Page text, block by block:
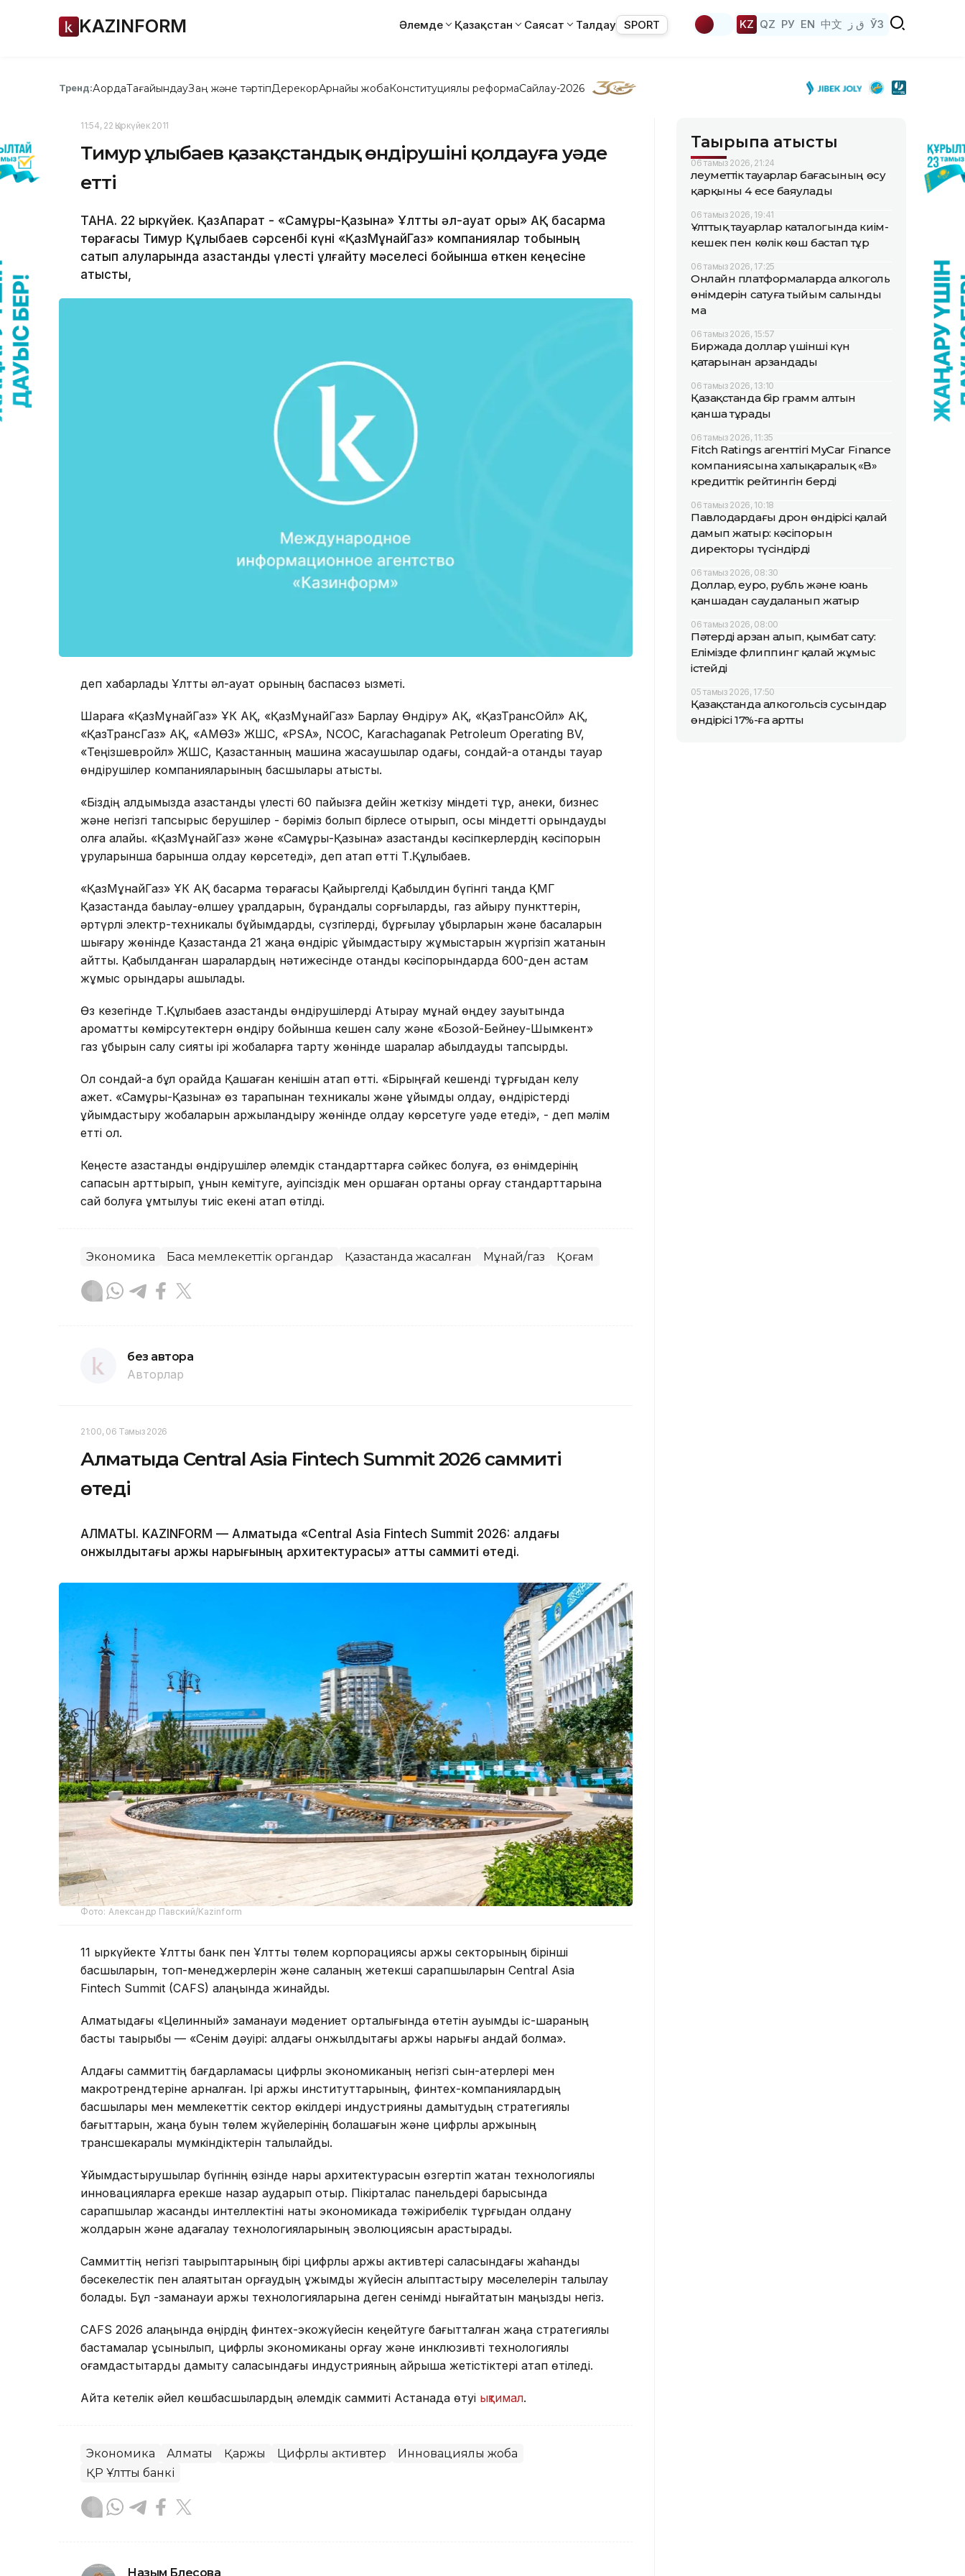
KAZINFORM Әлемде Қазақстан Саясат Талдау SPORT KZ QZ РУ EN 中文 ق ز ЎЗ
Тренд:АқордаТағайындауЗаң және тәртіпДерекқорАрнайы жобаКонституциялық реформаСайлау-2026
11:54, 22 Қыркүйек 2011
Тимур Құлыбаев қазақстандық өндірушіні қолдауға уәде
етті
ТАНА. 22 қыркүйек. ҚазАқпарат - «Самұрық-Қазына» Ұлттық әл-ауқат қоры» АҚ басқарма
төрағасы Тимур Құлыбаев сәрсенбі күні «ҚазМұнайГаз» компаниялар тобының
сатып алуларында қазақстандық үлесті ұлғайту мәселесі бойынша өткен кеңесіне
қатысты,
деп хабарлады Ұлттық әл-ауқат қорының баспасөз қызметі.
Шараға «ҚазМұнайГаз» ҰК АҚ, «ҚазМұнайГаз» Барлау Өндіру» АҚ, «ҚазТрансОйл» АҚ,
«ҚазТрансГаз» АҚ, «АМӨЗ» ЖШС, «PSA», NCOC, Karachaganak Petroleum Operating BV,
«Теңізшевройл» ЖШС, Қазақстанның машина жасаушылар одағы, сондай-ақ отандық тауар
өндірушілер компанияларының басшылары қатысты.
«Біздің алдымызда қазақстандық үлесті 60 пайызға дейін жеткізу міндеті тұр, қанеки, бизнес
және негізгі тапсырыс берушілер - бәріміз болып бірлесе отырып, осы міндетті орындауды
қолға алайық. «ҚазМұнайГаз» және «Самұрық-Қазына» қазақстандық кәсіпкерлердің кәсіпорын
құруларынша барынша қолдау көрсетеді», деп атап өтті Т.Құлыбаев.
«ҚазМұнайГаз» ҰК АҚ басқарма төрағасы Қайыргелді Қабылдин бүгінгі таңда ҚМГ
Қазақстанда бақылау-өлшеу құралдарын, бұрандалы сорғыларды, газ айыру пункттерін,
әртүрлі электр-техникалық бұйымдарды, сүзгілерді, бұрғылау құбырларын және басқаларын
шығару жөнінде Қазақстанда 21 жаңа өндіріс ұйымдастыру жұмыстарын жүргізіп жатқанын
айтты. Қабылданған шаралардың нәтижесінде отандық кәсіпорындарда 600-ден астам
жұмыс орындары ашылады.
Өз кезегінде Т.Құлыбаев қазақстандық өндірушілерді Атырау мұнай өңдеу зауытында
ароматты көмірсутектерн өндіру бойынша кешен салу және «Бозой-Бейнеу-Шымкент»
газ құбырын салу сияқты ірі жобаларға тарту жөнінде шаралар қабылдауды тапсырды.
Ол сондай-ақ бұл орайда Қашаған кенішін атап өтті. «Бірыңғай кешенді тұрғыдан келу
қажет. «Самұрық-Қазына» өз тарапынан техникалық және ұйымдық қолдау, өндірістерді
ұйымдастыру жобаларын қаржыландыру жөнінде қолдау көрсетуге уәде етеді», - деп мәлім
етті ол.
Кеңесте қазақстандық өндірушілер әлемдік стандарттарға сәйкес болуға, өз өнімдерінің
сапасын арттырып, құнын кемітуге, қауіпсіздік мен қоршаған ортаны қорғау стандарттарына
сай болуға ұмтылуы тиіс екені атап өтілді.
Экономика Басқа мемлекеттік органдар Қазақстанда жасалған Мұнай/газ Қоғам
без автора
Авторлар
21:00, 06 Тамыз 2026
Алматыда Central Asia Fintech Summit 2026 саммиті
өтеді
АЛМАТЫ. KAZINFORM — Алматыда «Central Asia Fintech Summit 2026: алдағы
онжылдықтағы қаржы нарығының архитектурасы» атты саммиті өтеді.
Фото: Александр Павский/Kazinform
11 қыркүйекте Ұлттық банк пен Ұлттық төлем корпорациясы қаржы секторының бірінші
басшыларын, топ-менеджерлерін және саланың жетекші сарапшыларын Central Asia
Fintech Summit (CAFS) алаңында жинайды.
Алматыдағы «Целинный» заманауи мәдениет орталығында өтетін ауқымды іс-шараның
басты тақырыбы — «Сенім дәуірі: алдағы онжылдықтағы қаржы нарығы қандай болмақ».
Алдағы саммиттің бағдарламасы цифрлық экономиканың негізгі сын-қатерлері мен
макротрендтеріне арналған. Ірі қаржы институттарының, финтех-компаниялардың
басшылары мен мемлекеттік сектор өкілдері индустрияны дамытудың стратегиялық
бағыттарын, жаңа буын төлем жүйелерінің болашағын және цифрлық қаржының
трансшекаралық мүмкіндіктерін талқылайды.
Ұйымдастырушылар бүгіннің өзінде нарық архитектурасын өзгертіп жатқан технологиялық
инновацияларға ерекше назар аударып отыр. Пікірталас панельдері барысында
сарапшылар жасанды интеллектіні нақты экономикада тәжірибелік тұрғыдан қолдану
жолдарын және қадағалау технологияларының эволюциясын қарастырады.
Саммиттің негізгі тақырыптарының бірі цифрлық қаржы активтері саласындағы жаһандық
бәсекелестік пен алаяқтықтан қорғаудың ұжымдық жүйесін қалыптастыру мәселелерін талқылау
болады. Бұл -заманауи қаржы технологияларына деген сенімді нығайтатын маңызды негіз.
CAFS 2026 алаңында өңірдің финтех-экожүйесін кеңейтуге бағытталған жаңа стратегиялық
бастамалар ұсынылып, цифрлық экономиканы қорғау және инклюзивті технологиялық
қоғамдастықтарды дамыту саласындағы индустрияның айрықша жетістіктері атап өтіледі.
Айта кетелік әйел көшбасшылардың әлемдік саммиті Астанада өтуі ықтимал.
Экономика Алматы Қаржы Цифрлық активтер
Инновациялық жоба
ҚР Ұлттық банкі
Назым Бөлесова
Тақырыпқа қатысты
06 тамыз 2026, 21:24
Әлеуметтік тауарлар бағасының өсу
қарқыны 4 есе баяулады
06 тамыз 2026, 19:41
Ұлттық тауарлар каталогында киім-
кешек пен көлік көш бастап тұр
06 тамыз 2026, 17:25
Онлайн платформаларда алкоголь
өнімдерін сатуға тыйым салынды
ма
06 тамыз 2026, 15:57
Биржада доллар үшінші күн
қатарынан арзандады
06 тамыз 2026, 13:10
Қазақстанда бір грамм алтын
қанша тұрады
06 тамыз 2026, 11:35
Fitch Ratings агенттігі MyCar Finance
компаниясына халықаралық «B»
кредиттік рейтингін берді
06 тамыз 2026, 10:18
Павлодардағы дрон өндірісі қалай
дамып жатыр: кәсіпорын
директоры түсіндірді
06 тамыз 2026, 08:30
Доллар, еуро, рубль және юань
қаншадан саудаланып жатыр
06 тамыз 2026, 08:00
Пәтерді арзан алып, қымбат сату:
Елімізде флиппинг қалай жұмыс
істейді
05 тамыз 2026, 17:50
Қазақстанда алкогольсіз сусындар
өндірісі 17%-ға артты